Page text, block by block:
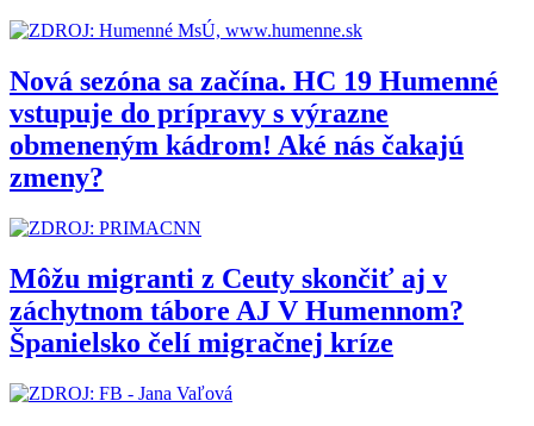
Nová sezóna sa začína. HC 19 Humenné
vstupuje do prípravy s výrazne
obmeneným kádrom! Aké nás čakajú
zmeny?
Môžu migranti z Ceuty skončiť aj v
záchytnom tábore AJ V Humennom?
Španielsko čelí migračnej kríze